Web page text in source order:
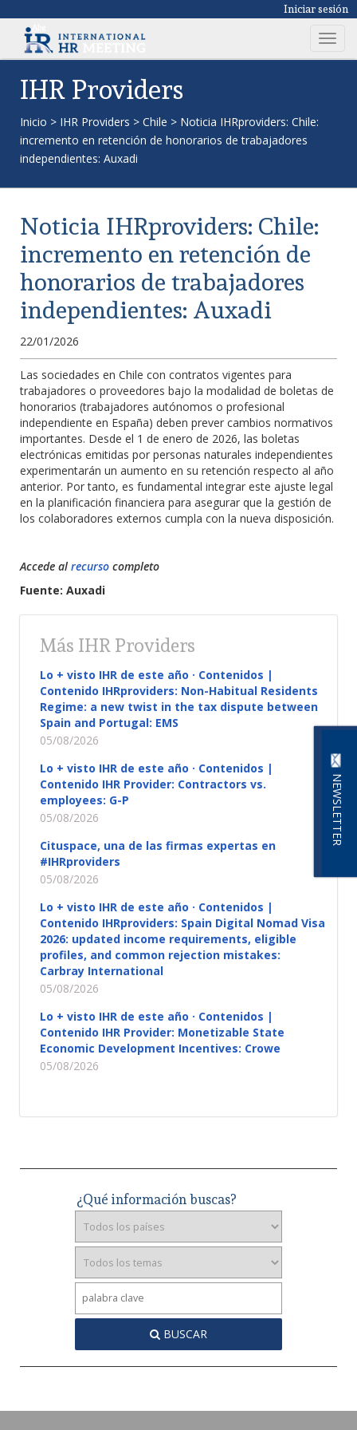
Iniciar sesión
T
o
v
NEWSLETTER
IHR Providers
Inicio > IHR Providers > Chile > Noticia IHRproviders: Chile:
incremento en retención de honorarios de trabajadores
independientes: Auxadi
Noticia IHRproviders: Chile:
incremento en retención de
honorarios de trabajadores
independientes: Auxadi
22/01/2026
Las sociedades en Chile con contratos vigentes para
trabajadores o proveedores bajo la modalidad de boletas de
honorarios (trabajadores autónomos o profesional
independiente en España) deben prever cambios normativos
importantes. Desde el 1 de enero de 2026, las boletas
electrónicas emitidas por personas naturales independientes
experimentarán un aumento en su retención respecto al año
anterior. Por tanto, es fundamental integrar este ajuste legal
en la planificación financiera para asegurar que la gestión de
los colaboradores externos cumpla con la nueva disposición.
Accede al recurso completo
Fuente: Auxadi
Más IHR Providers
Lo + visto IHR de este año · Contenidos |
Contenido IHRproviders: Non-Habitual Residents
Regime: a new twist in the tax dispute between
Spain and Portugal: EMS
05/08/2026
Lo + visto IHR de este año · Contenidos |
Contenido IHR Provider: Contractors vs.
employees: G-P
05/08/2026
Cituspace, una de las firmas expertas en
#IHRproviders
05/08/2026
Lo + visto IHR de este año · Contenidos |
Contenido IHRproviders: Spain Digital Nomad Visa
2026: updated income requirements, eligible
profiles, and common rejection mistakes:
Carbray International
05/08/2026
Lo + visto IHR de este año · Contenidos |
Contenido IHR Provider: Monetizable State
Economic Development Incentives: Crowe
05/08/2026
¿Qué información buscas?
BUSCAR